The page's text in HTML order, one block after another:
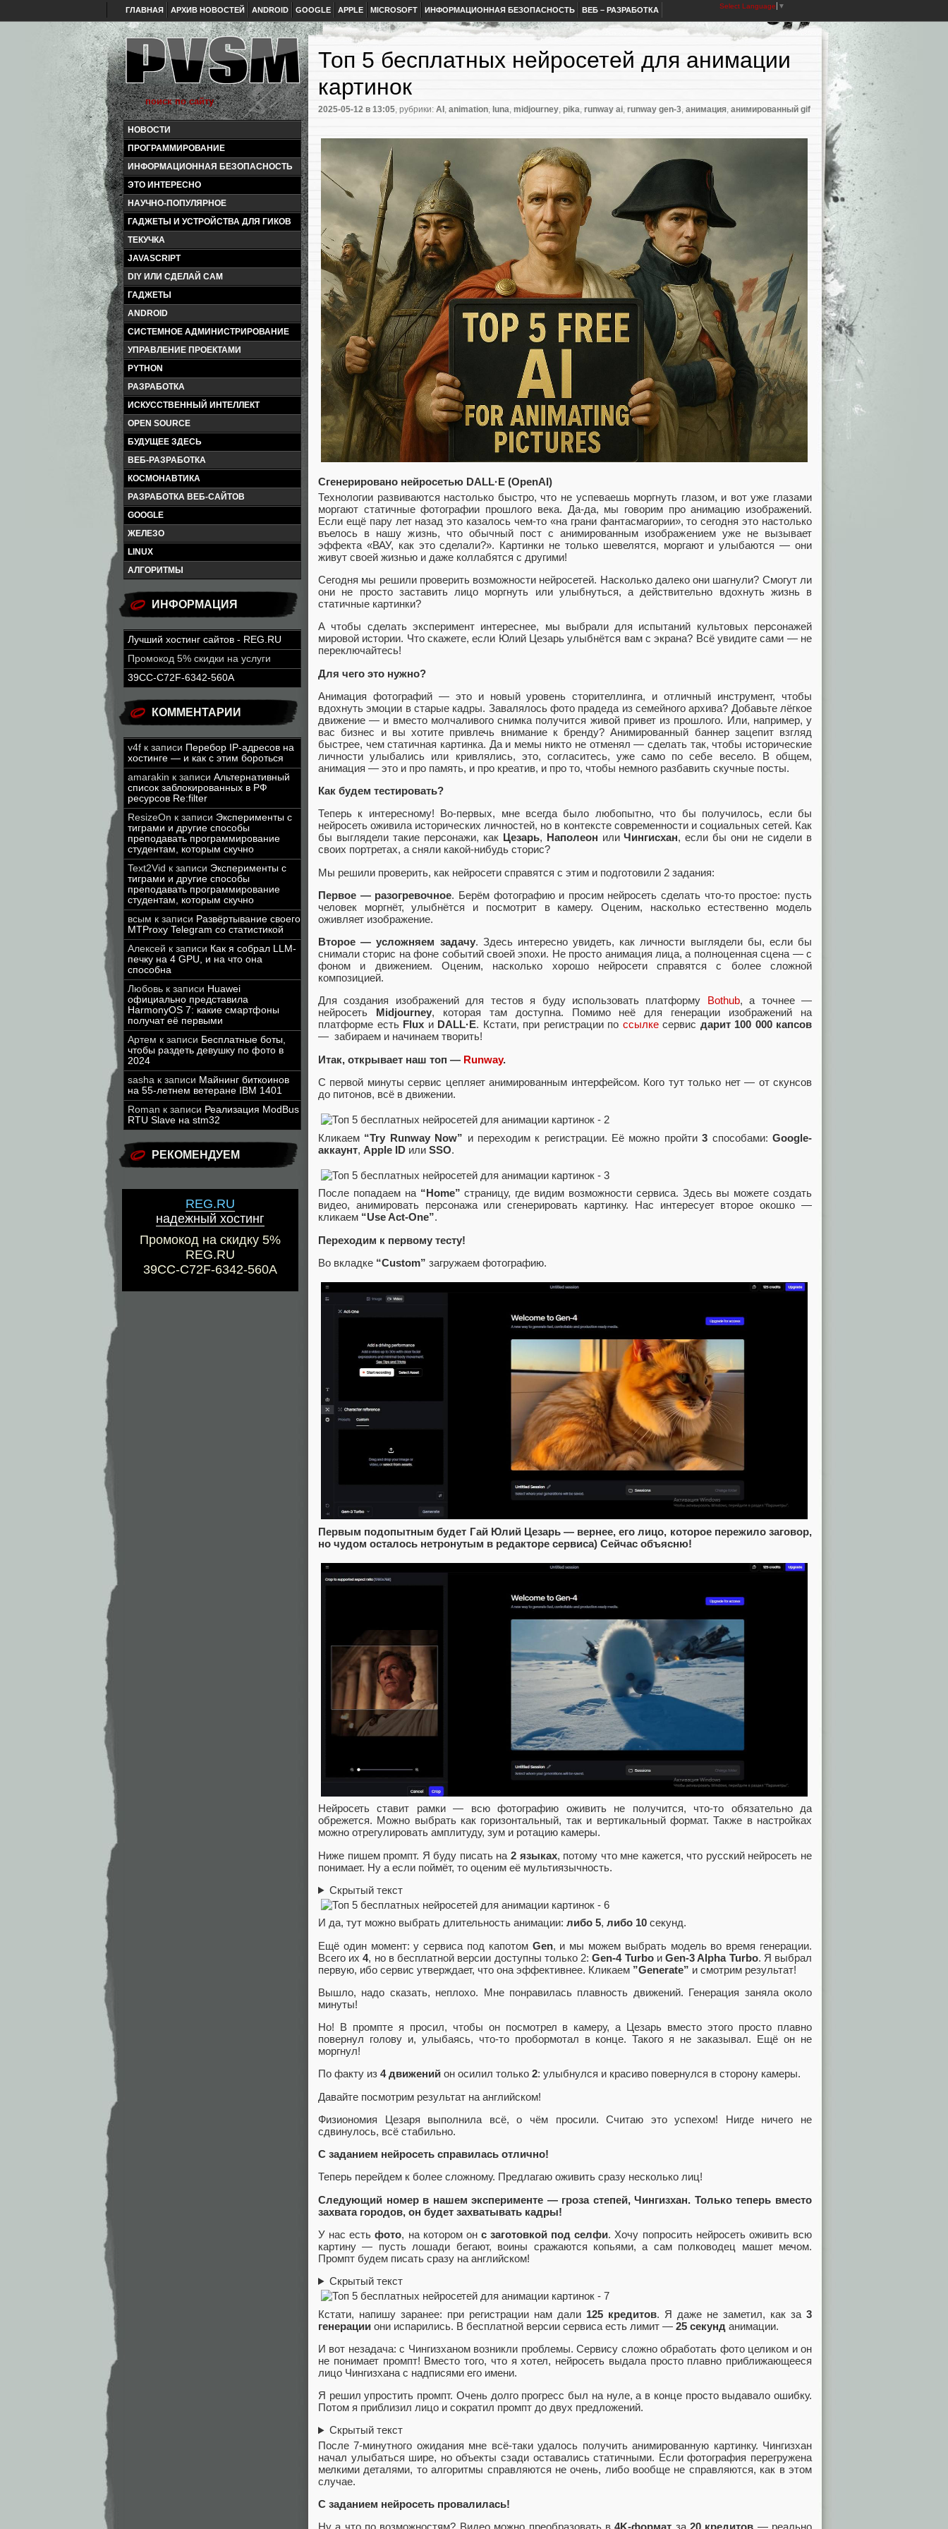
ГЛАВНАЯ АРХИВ НОВОСТЕЙ ANDROID GOOGLE APPLE MICROSOFT ИНФОРМАЦИОННАЯ БЕЗОПАСНОСТЬ ВЕБ – РАЗРАБОТКА Select Language ▼
НОВОСТИ
ПРОГРАММИРОВАНИЕ
ИНФОРМАЦИОННАЯ БЕЗОПАСНОСТЬ
ЭТО ИНТЕРЕСНО
НАУЧНО-ПОПУЛЯРНОЕ
ГАДЖЕТЫ И УСТРОЙСТВА ДЛЯ ГИКОВ
ТЕКУЧКА
JAVASCRIPT
DIY ИЛИ СДЕЛАЙ САМ
ГАДЖЕТЫ
ANDROID
СИСТЕМНОЕ АДМИНИСТРИРОВАНИЕ
УПРАВЛЕНИЕ ПРОЕКТАМИ
PYTHON
РАЗРАБОТКА
ИСКУССТВЕННЫЙ ИНТЕЛЛЕКТ
OPEN SOURCE
БУДУЩЕЕ ЗДЕСЬ
ВЕБ-РАЗРАБОТКА
КОСМОНАВТИКА
РАЗРАБОТКА ВЕБ-САЙТОВ
GOOGLE
ЖЕЛЕЗО
LINUX
АЛГОРИТМЫ
ИНФОРМАЦИЯ
Лучший хостинг сайтов - REG.RU
Промокод 5% скидки на услуги
39CC-C72F-6342-560A
КОММЕНТАРИИ
v4f к записи Перебор IP-адресов на
хостинге — и как с этим бороться
amarakin к записи Альтернативный
список заблокированных в РФ
ресурсов Re:filter
ResizeOn к записи Эксперименты с
тиграми и другие способы
преподавать программирование
студентам, которым скучно
Text2Vid к записи Эксперименты с
тиграми и другие способы
преподавать программирование
студентам, которым скучно
всым к записи Развёртывание своего
MTProxy Telegram со статистикой
Алексей к записи Как я собрал LLM-
печку на 4 GPU, и на что она
способна
Любовь к записи Huawei
официально представила
HarmonyOS 7: какие смартфоны
получат её первыми
Артем к записи Бесплатные боты,
чтобы раздеть девушку по фото в
2024
sasha к записи Майнинг биткоинов
на 55-летнем ветеране IBM 1401
Roman к записи Реализация ModBus
RTU Slave на stm32
РЕКОМЕНДУЕМ
REG.RU
надежный хостинг
Промокод на скидку 5%
REG.RU
39CC-C72F-6342-560A
Топ 5 бесплатных нейросетей для анимации
картинок
2025-05-12 в 13:05, рубрики: AI , animation, luna, midjourney, pika, runway ai, runway gen-3, анимация, анимированный gif
Сгенерировано нейросетью DALL·E (OpenAI)
Технологии развиваются настолько быстро, что не успеваешь моргнуть глазом, и вот уже глазами
моргают статичные фотографии прошлого века. Да-да, мы говорим про анимацию изображений.
Если ещё пару лет назад это казалось чем-то «на грани фантасмагории», то сегодня это настолько
въелось в нашу жизнь, что обычный пост с анимированным изображением уже не вызывает
эффекта «ВАУ, как это сделали?». Картинки не только шевелятся, моргают и улыбаются — они
живут своей жизнью и даже коллабятся с другими!
Сегодня мы решили проверить возможности нейросетей. Насколько далеко они шагнули? Смогут ли
они не просто заставить лицо моргнуть или улыбнуться, а действительно вдохнуть жизнь в
статичные картинки?
А чтобы сделать эксперимент интереснее, мы выбрали для испытаний культовых персонажей
мировой истории. Что скажете, если Юлий Цезарь улыбнётся вам с экрана? Всё увидите сами — не
переключайтесь!
Для чего это нужно?
Анимация фотографий — это и новый уровень сторителлинга, и отличный инструмент, чтобы
вдохнуть эмоции в старые кадры. Завалялось фото прадеда из семейного архива? Добавьте лёгкое
движение — и вместо молчаливого снимка получится живой привет из прошлого. Или, например, у
вас бизнес и вы хотите привлечь внимание к бренду? Анимированный баннер зацепит взгляд
быстрее, чем статичная картинка. Да и мемы никто не отменял — сделать так, чтобы исторические
личности улыбались или кривлялись, это, согласитесь, уже само по себе весело. В общем,
анимация — это и про память, и про креатив, и про то, чтобы немного разбавить скучные посты.
Как будем тестировать?
Теперь к интересному! Во-первых, мне всегда было любопытно, что бы получилось, если бы
нейросеть оживила исторических личностей, но в контексте современности и социальных сетей. Как
бы выглядели такие персонажи, как Цезарь, Наполеон илиЧингисхан, если бы они не сидели в
своих портретах, а сняли какой-нибудь сторис?
Мы решили проверить, как нейросети справятся с этим и подготовили 2 задания:
Первое — разогревочное. Берём фотографию и просим нейросеть сделать что-то простое: пусть
человек моргнёт, улыбнётся и посмотрит в камеру. Оценим, насколько естественно модель
оживляет изображение.
Второе — усложняем задачу. Здесь интересно увидеть, как личности выглядели бы, если бы
снимали сторис на фоне событий своей эпохи. Не просто анимация лица, а полноценная сцена — с
фоном и движением. Оценим, насколько хорошо нейросети справятся с более сложной
композицией.
Для создания изображений для тестов я буду использовать платформу Bothub, а точнее —
нейросеть Midjourney, которая там доступна. Помимо неё для генерации изображений на
платформе есть Flux и DALL·E. Кстати, при регистрации по ссылкесервис дарит 100 000 капсов
— забираем и начинаем творить!
Итак, открывает наш топ — Runway.
С первой минуты сервис цепляет анимированным интерфейсом. Кого тут только нет — от скунсов
до питонов, всё в движении.
Кликаем “Try Runway Now” и переходим к регистрации. Её можно пройти3 способами:Google-
аккаунт, Apple ID или SSO.
После попадаем на “Home”страницу, где видим возможности сервиса. Здесь вы можете создать
видео, анимировать персонажа или сгенерировать картинку. Нас интересует второе окошко —
кликаем “Use Act-One”.
Переходим к первому тесту!
Во вкладке “Custom” загружаем фотографию.
Первым подопытным будет Гай Юлий Цезарь — вернее, его лицо, которое пережило заговор,
но чудом осталось нетронутым в редакторе сервиса) Сейчас объясню!
Нейросеть ставит рамки — всю фотографию оживить не получится, что-то обязательно да
обрежется. Можно выбрать как горизонтальный, так и вертикальный формат. Также в настройках
можно отрегулировать амплитуду, зум и ротацию камеры.
Ниже пишем промпт. Я буду писать на 2 языках, потому что мне кажется, что русский нейросеть не
понимает. Ну а если поймёт, то оценим её мультиязычность.
Скрытый текст
И да, тут можно выбрать длительность анимации: либо 5, либо 10 секунд.
Ещё один момент: у сервиса под капотом Gen, и мы можем выбрать модель во время генерации.
Всего их4, но в бесплатной версии доступны только 2:Gen-4 TurboиGen-3 Alpha Turbo. Я выбрал
первую, ибо сервис утверждает, что она эффективнее. Кликаем ”Generate” и смотрим результат!
Вышло, надо сказать, неплохо. Мне понравилась плавность движений. Генерация заняла около
минуты!
Но! В промпте я просил, чтобы он посмотрел в камеру, а Цезарь вместо этого просто плавно
повернул голову и, улыбаясь, что-то пробормотал в конце. Такого я не заказывал. Ещё он не
моргнул!
По факту из 4 движений он осилил только 2: улыбнулся и красиво повернулся в сторону камеры.
Давайте посмотрим результат на английском!
Физиономия Цезаря выполнила всё, о чём просили. Считаю это успехом! Нигде ничего не
сдвинулось, всё стабильно.
С заданием нейросеть справилась отлично!
Теперь перейдем к более сложному. Предлагаю оживить сразу несколько лиц!
Следующий номер в нашем эксперименте — гроза степей, Чингизхан. Только теперь вместо
захвата городов, он будет захватывать кадры!
У нас естьфото, на котором он с заготовкой под селфи. Хочу попросить нейросеть оживить всю
картину — пусть лошади бегают, воины сражаются копьями, а сам полководец машет мечом.
Промпт будем писать сразу на английском!
Скрытый текст
Кстати, напишу заранее: при регистрации нам дали 125 кредитов. Я даже не заметил, как за 3
генерации они испарились. В бесплатной версии сервиса есть лимит — 25 секунд анимации.
И вот незадача: с Чингизханом возникли проблемы. Сервису сложно обработать фото целиком и он
не понимает промпт! Вместо того, что я хотел, нейросеть выдала просто плавно приближающееся
лицо Чингизхана с надписями его имени.
Я решил упростить промпт. Очень долго прогресс был на нуле, а в конце просто выдавало ошибку.
Потом я приблизил лицо и сократил промпт до двух предложений.
Скрытый текст
После 7-минутного ожидания мне всё-таки удалось получить анимированную картинку. Чингизхан
начал улыбаться шире, но объекты сзади оставались статичными. Если фотография перегружена
мелкими деталями, то алгоритмы справляются не очень, либо вообще не справляются, как в этом
случае.
С заданием нейросеть провалилась!